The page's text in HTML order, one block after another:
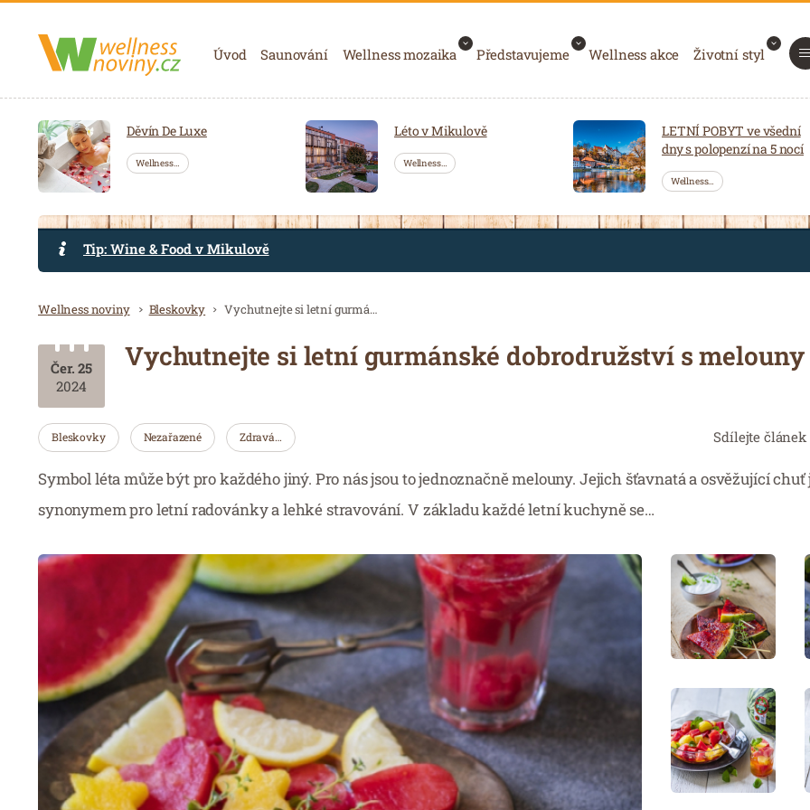
Navigace
Úvod Saunování Wellness mozaika Představujeme Wellness akce Životní styl
Děvín De Luxe
Wellness…
Léto v Mikulově
Wellness…
LETNÍ POBYT ve všední
dny s polopenzí na 5 nocí
Wellness…
Tip: Wine & Food v Mikulově
Drobečková navigace
Wellness noviny Bleskovky Vychutnejte si letní gurmánské dobrodružství s melouny Bouquet
Čer. 25
2024
Vychutnejte si letní gurmánské dobrodružství s melouny
Sdílejte článek
Bleskovky Nezařazené Zdravá…
Symbol léta může být pro každého jiný. Pro nás jsou to jednoznačně melouny. Jejich šťavnatá a osvěžující chuť
synonymem pro letní radovánky a lehké stravování. V základu každé letní kuchyně se…